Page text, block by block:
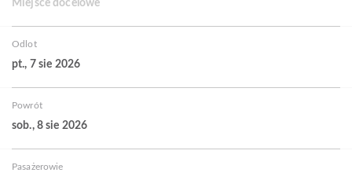
Miejsce docelowe
Odlot
pt., 7 sie 2026
Powrót
sob., 8 sie 2026
Pasażerowie